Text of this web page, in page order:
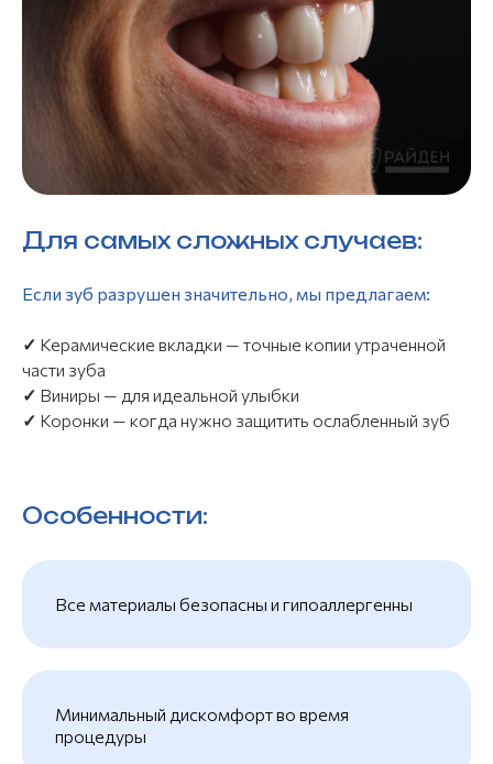
Для самых сложных случаев:
Если зуб разрушен значительно, мы предлагаем:
✓ Керамические вкладки — точные копии утраченной
части зуба
✓ Виниры — для идеальной улыбки
✓ Коронки — когда нужно защитить ослабленный зуб
Особенности:
Все матери алы безопасны и гипоаллергенны
Минимальный д искомфорт во время
процедуры
Запишитесь на прием